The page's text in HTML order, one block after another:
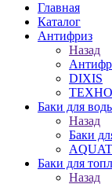
Главная
Каталог
Антифриз
Назад
DIXIS
Баки для
Назад
Баки
Баки для
Назад